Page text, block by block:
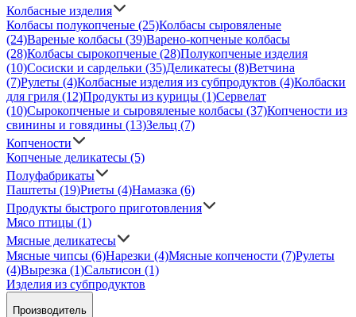
Колбасные изделия
Колбасы полукопченые (25)Колбасы сыровяленые
(24)Вареные колбасы (39)Варено-копченые колбасы
(28)Колбасы сырокопченые (28)Полукопченые изделия
(10)Сосиски и сардельки (35)Деликатесы (8)Ветчина
(7)Рулеты (4)Колбасные изделия из субпродуктов (4)Колбаски
для гриля (12)Продукты из курицы (1)Сервелат
(10)Сырокопченые и сыровяленые колбасы (37)Копчености из
свинины и говядины (13)Зельц (7)
Копчености
Копченые деликатесы (5)
Полуфабрикаты
Паштеты (19)Риеты (4)Намазка (6)
Продукты быстрого приготовления
Мясо птицы (1)
Мясные деликатесы
Мясные чипсы (6)Нарезки (4)Мясные копчености (7)Рулеты
(4)Вырезка (1)Сальтисон (1)
Изделия из субпродуктов
Производитель